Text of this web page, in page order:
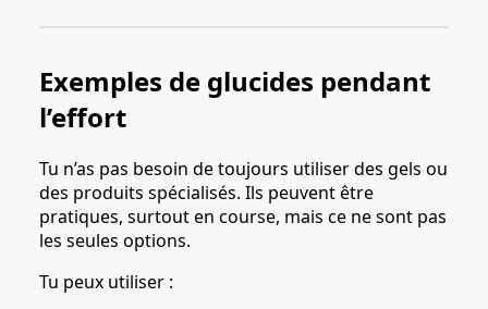
Exemples de glucides pendant
l’effort
Tu n’as pas besoin de toujours utiliser des gels ou
des produits spécialisés. Ils peuvent être
pratiques, surtout en course, mais ce ne sont pas
les seules options.
Tu peux utiliser :